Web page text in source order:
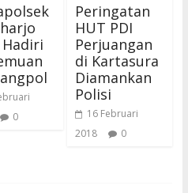
0
Peringatan
HUT PDI
Perjuangan
di Kartasura
Diamankan
Polisi
16 Februari
2018
0